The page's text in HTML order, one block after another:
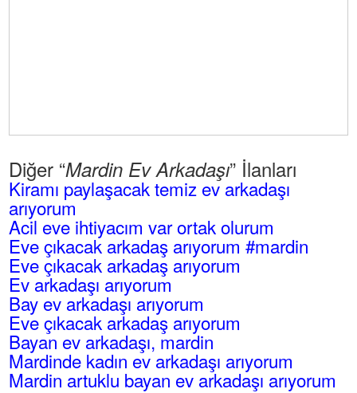
Diğer “Mardin Ev Arkadaşı” İlanları
Kiramı paylaşacak temiz ev arkadaşı
arıyorum
Acil eve ihtiyacım var ortak olurum
Eve çıkacak arkadaş arıyorum #mardin
Eve çıkacak arkadaş arıyorum
Ev arkadaşı arıyorum
Bay ev arkadaşı arıyorum
Eve çıkacak arkadaş arıyorum
Bayan ev arkadaşı, mardin
Mardinde kadın ev arkadaşı arıyorum
Mardin artuklu bayan ev arkadaşı arıyorum